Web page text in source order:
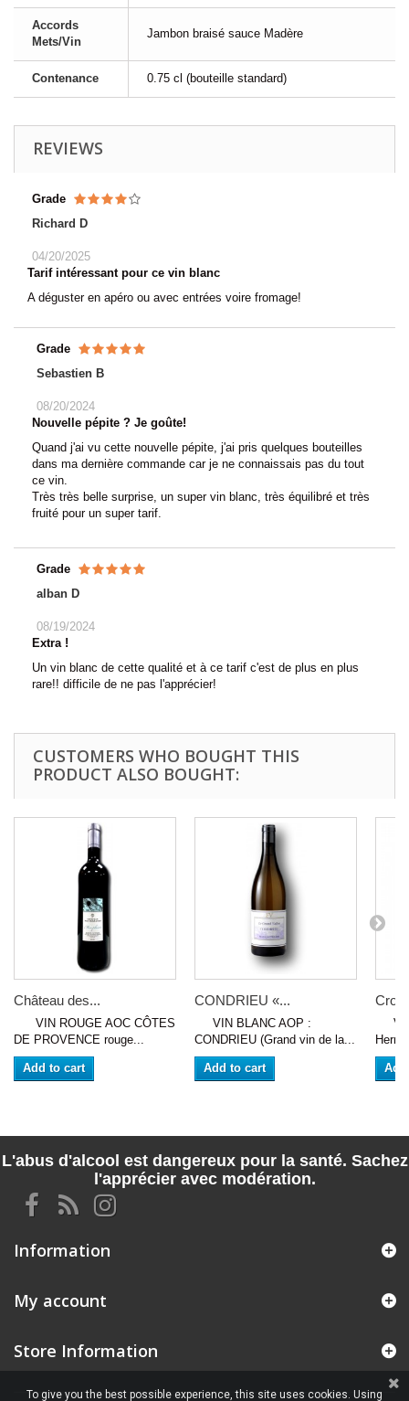
Accords
Mets/Vin
Jambon braisé sauce Madère
Contenance 0.75 cl (bouteille standard)
REVIEWS
Grade
Richard D
04/20/2025
Tarif intéressant pour ce vin blanc
A déguster en apéro ou avec entrées voire fromage!
Grade
Sebastien B
08/20/2024
Nouvelle pépite ? Je goûte!
Quand j'ai vu cette nouvelle pépite, j'ai pris quelques bouteilles
dans ma dernière commande car je ne connaissais pas du tout
ce vin.
Très très belle surprise, un super vin blanc, très équilibré et très
fruité pour un super tarif.
Grade
alban D
08/19/2024
Extra !
Un vin blanc de cette qualité et à ce tarif c'est de plus en plus
rare!! difficile de ne pas l'apprécier!
CUSTOMERS WHO BOUGHT THIS
PRODUCT ALSO BOUGHT:
Château des...
VIN ROUGE AOC CÔTES
DE PROVENCE rouge...
Add to cart
CONDRIEU «...
VIN BLANC AOP :
CONDRIEU (Grand vin de la...
Add to cart
VIN
L'abus d'alcool est dangereux pour la santé. Sachez
l'apprécier avec modération.
Information
My account
Store Information
To give you the best possible experience, this site uses cookies. Using